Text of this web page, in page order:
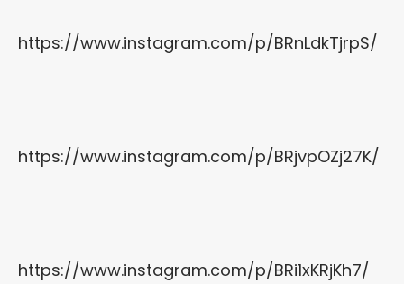
https://www.instagram.com/p/BRnLdkTjrpS/
https://www.instagram.com/p/BRjvpOZj27K/
https://www.instagram.com/p/BRi1xKRjKh7/